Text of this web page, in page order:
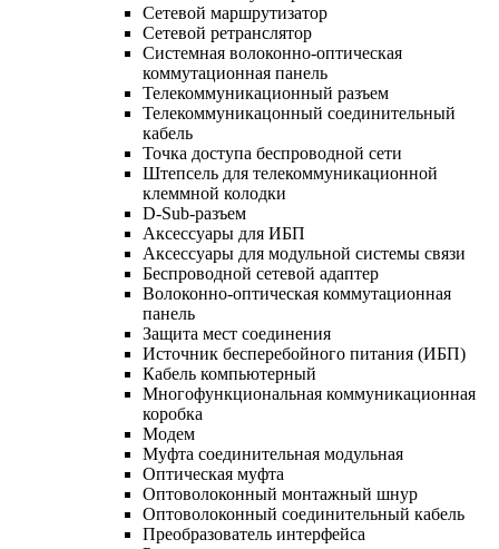
Сетевой маршрутизатор
Сетевой ретранслятор
Системная волоконно-оптическая
коммутационная панель
Телекоммуникационный разъем
Телекоммуникацонный соединительный
кабель
Точка доступа беспроводной сети
Штепсель для телекоммуникационной
клеммной колодки
D-Sub-разъем
Аксессуары для ИБП
Аксессуары для модульной системы связи
Беспроводной сетевой адаптер
Волоконно-оптическая коммутационная
панель
Защита мест соединения
Источник бесперебойного питания (ИБП)
Кабель компьютерный
Многофункциональная коммуникационная
коробка
Модем
Муфта соединительная модульная
Оптическая муфта
Оптоволоконный монтажный шнур
Оптоволоконный соединительный кабель
Преобразователь интерфейса